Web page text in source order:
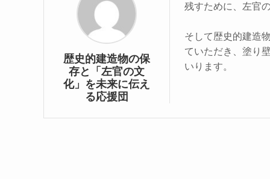
歴史的建造物の保
存と「左官の文
化」を未来に伝え
る応援団
残すために、左官
そして歴史的建造
ていただき、塗り
いります。